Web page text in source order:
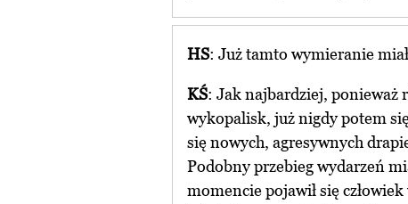
HS: Już tamto wymieranie
KŚ: Jak najbardziej, ponieważ
wykopalisk, już nigdy potem
się nowych, agresywnych
Podobny przebieg wydarzeń
momencie pojawił się